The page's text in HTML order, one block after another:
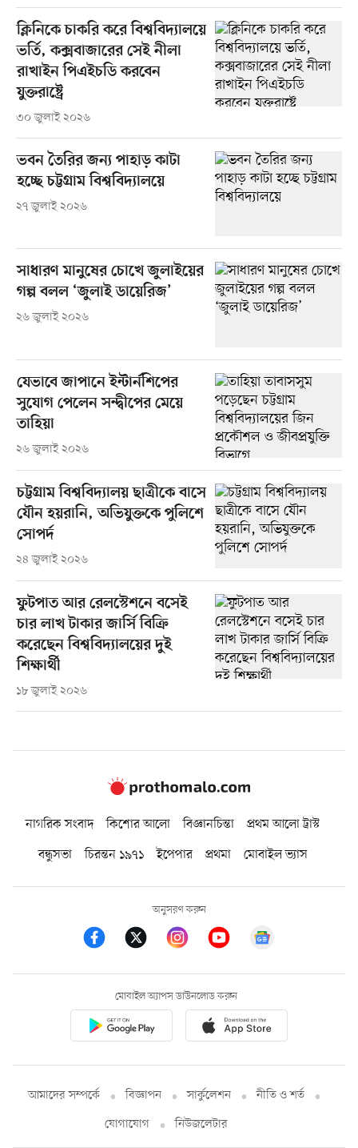
ক্লিনিকে চাকরি করে বিশ্ববিদ্যালয়ে
ভর্তি, কক্সবাজারের সেই নীলা
রাখাইন পিএইচডি করবেন
যুক্তরাষ্ট্রে
৩০ জুলাই ২০২৬
ভবন তৈরির জন্য পাহাড় কাটা
হচ্ছে চট্টগ্রাম বিশ্ববিদ্যালয়ে
২৭ জুলাই ২০২৬
সাধারণ মানুষের চোখে জুলাইয়ের
গল্প বলল ‘জুলাই ডায়েরিজ’
২৬ জুলাই ২০২৬
যেভাবে জাপানে ইন্টার্নশিপের
সুযোগ পেলেন সন্দ্বীপের মেয়ে
তাহিয়া
২৬ জুলাই ২০২৬
চট্টগ্রাম বিশ্ববিদ্যালয় ছাত্রীকে বাসে
যৌন হয়রানি, অভিযুক্তকে পুলিশে
সোপর্দ
২৪ জুলাই ২০২৬
ফুটপাত আর রেলস্টেশনে বসেই
চার লাখ টাকার জার্সি বিক্রি
করেছেন বিশ্ববিদ্যালয়ের দুই
শিক্ষার্থী
১৮ জুলাই ২০২৬
নাগরিক সংবাদ কিশোর আলো বিজ্ঞানচিন্তা
প্রথম আলো ট্রাস্ট
বন্ধুসভা
চিরন্তন ১৯৭১ ইপেপার প্রথমা মোবাইল ভ্যাস
অনুসরণ করুন
মোবাইল অ্যাপস ডাউনলোড করুন
আমাদের সম্পর্কে বিজ্ঞাপন সার্কুলেশন
নীতি ও শর্ত
যোগাযোগ
নিউজলেটার